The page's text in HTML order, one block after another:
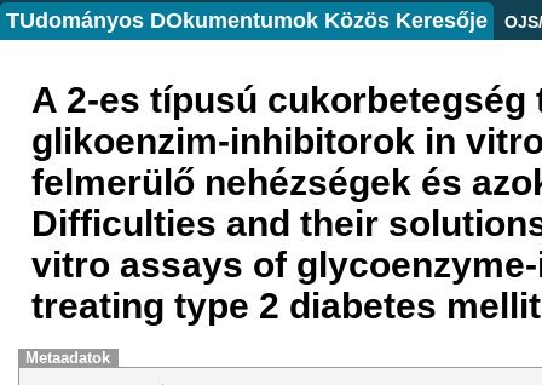
TUdományos DOkumentumok Közös Keresője
A 2-es típusú
glikoenzim-inhibitorok in
felmerülő nehézségek és
Difficulties and their
vitro assays of
treating type 2 diabetes
Metaadatok